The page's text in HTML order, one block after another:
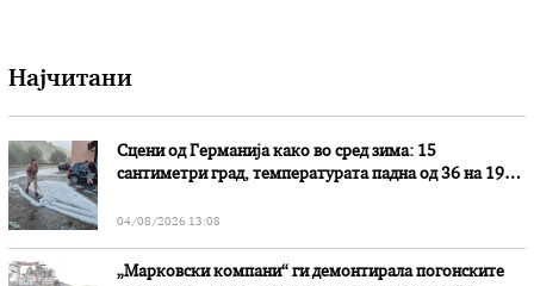
Најчитани
Сцени од Германија како во сред зима: 15
сантиметри град, температурата падна од 36 на 19
04/08/2026 13:08
„Марковски компани“ ги демонтирала погонските